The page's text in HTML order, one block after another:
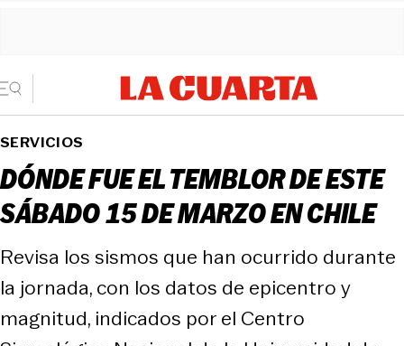
SERVICIOS
DÓNDE FUE EL TEMBLOR DE ESTE
SÁBADO 15 DE MARZO EN CHILE
Revisa los sismos que han ocurrido durante
la jornada, con los datos de epicentro y
magnitud, indicados por el Centro